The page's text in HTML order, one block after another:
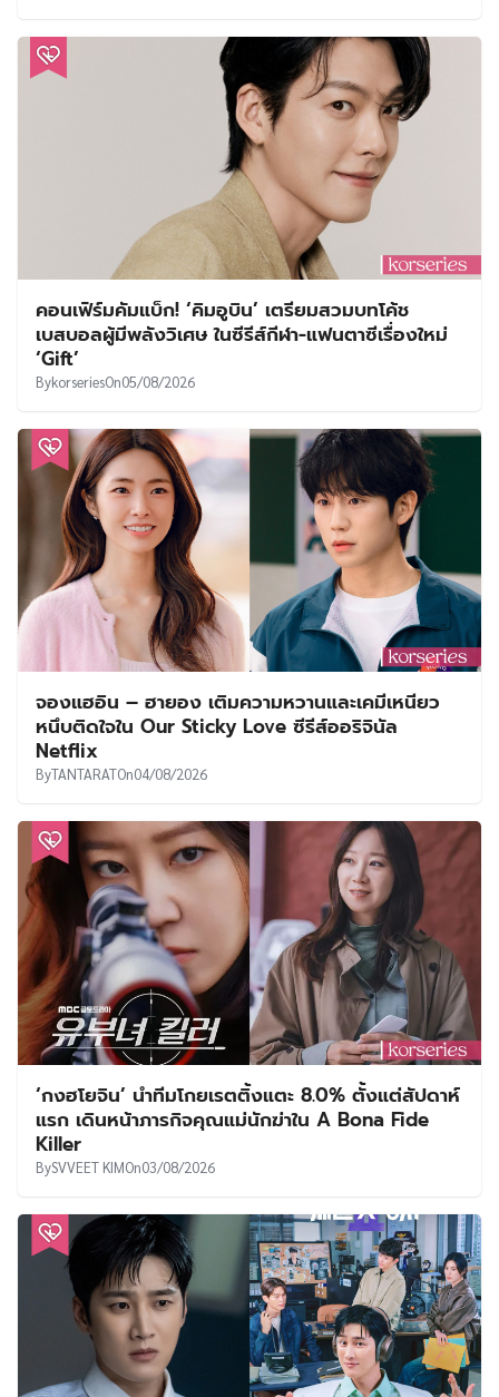
คอนเฟิร์มคัมแบ็ก! ‘คิมอูบิน’ เตรียมสวมบทโค้ช
เบสบอลผู้มีพลังวิเศษ ในซีรีส์กีฬา-แฟนตาซีเรื่องใหม่
‘Gift’
BykorseriesOn05/08/2026
จองแฮอิน – ฮายอง เติมความหวานและเคมีเหนียว
หนึบติดใจใน Our Sticky Love ซีรีส์ออริจินัล
Netflix
ByTANTARATOn04/08/2026
‘กงฮโยจิน’ นำทีมโกยเรตติ้งแตะ 8.0% ตั้งแต่สัปดาห์
แรก เดินหน้าภารกิจคุณแม่นักฆ่าใน A Bona Fide
Killer
BySVVEET KIMOn03/08/2026